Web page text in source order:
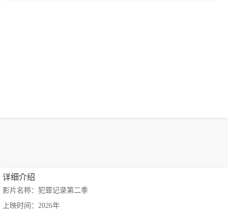
详细介绍
影片名称：犯罪记录第二季
上映时间：2026年